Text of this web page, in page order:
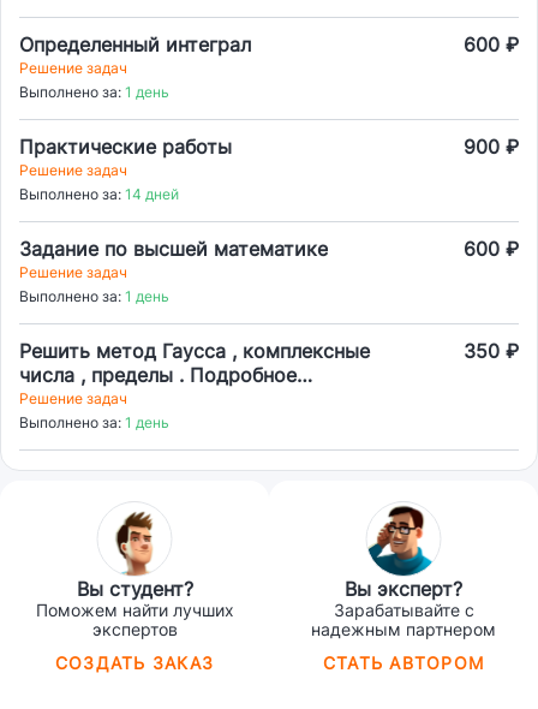
Определенный интеграл 600 ₽
Решение задач
Выполнено за: 1 день
Практические работы 900 ₽
Решение задач
Выполнено за: 14 дней
Задание по высшей математике 600 ₽
Решение задач
Выполнено за: 1 день
Решить метод Гаусса , комплексные
числа , пределы . Подробное
решение
350 ₽
Решение задач
Выполнено за: 1 день
Вы студент?
Поможем найти лучших
экспертов
СОЗДАТЬ ЗАКАЗ
Вы эксперт?
Зарабатывайте с
надежным партнером
СТАТЬ АВТОРОМ